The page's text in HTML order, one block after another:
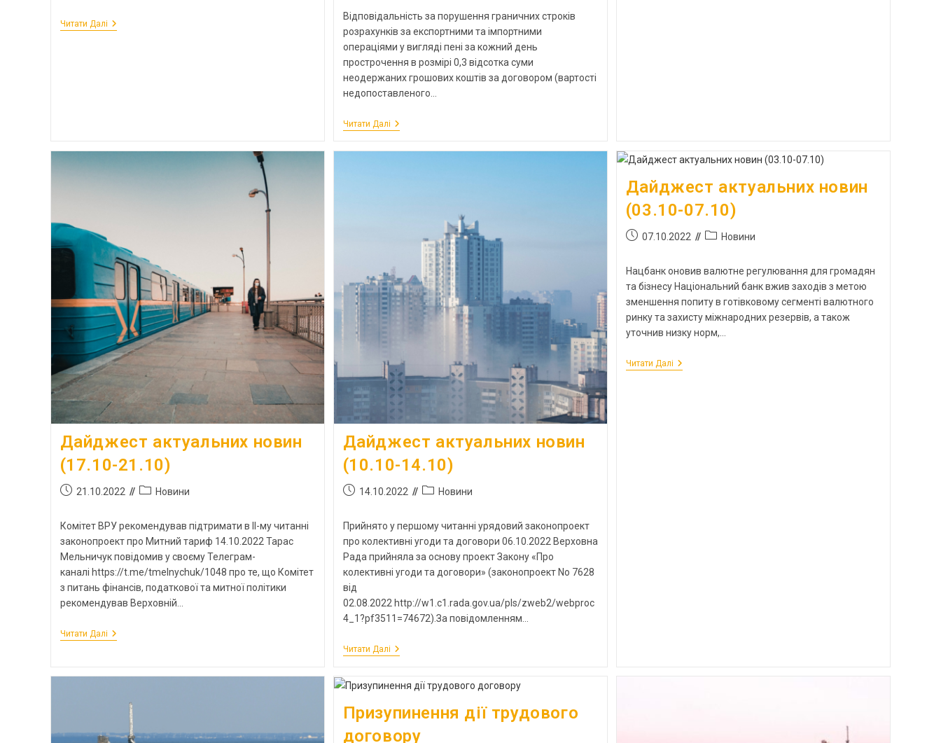
Читати Далі
Відповідальність за порушення граничних строків
розрахунків за експортними та імпортними
операціями у вигляді пені за кожний день
прострочення в розмірі 0,3 відсотка суми
неодержаних грошових коштів за договором (вартості
недопоставленого…
Читати Далі
Дайджест актуальних новин
(17.10-21.10)
21.10.2022 Новини
Комітет ВРУ рекомендував підтримати в ІІ-му читанні
законопроект про Митний тариф 14.10.2022 Тарас
Мельничук повідомив у своєму Телеграм-
каналі https://t.me/tmelnychuk/1048 про те, що Комітет
з питань фінансів, податкової та митної політики
рекомендував Верховній…
Читати Далі
Дайджест актуальних новин
(10.10-14.10)
14.10.2022 Новини
Прийнято у першому читанні урядовий законопроект
про колективні угоди та договори 06.10.2022 Верховна
Рада прийняла за основу проект Закону «Про
колективні угоди та договори» (законопроект No 7628
від
02.08.2022 http://w1.c1.rada.gov.ua/pls/zweb2/webproc
4_1?pf3511=74672).За повідомленням…
Читати Далі
Дайджест актуальних новин
(03.10-07.10)
07.10.2022 Новини
Нацбанк оновив валютне регулювання для громадян
та бізнесу Національний банк вжив заходів з метою
зменшення попиту в готівковому сегменті валютного
ринку та захисту міжнародних резервів, а також
уточнив низку норм,…
Читати Далі
Призупинення дії трудового
договору